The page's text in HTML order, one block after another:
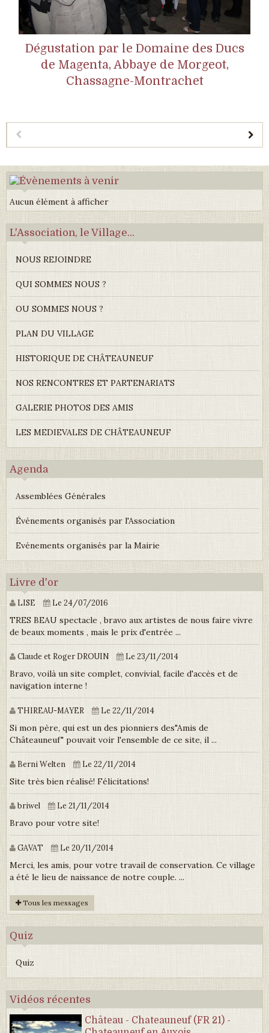
Dégustation par le Domaine des Ducs
de Magenta, Abbaye de Morgeot,
Chassagne-Montrachet
Aucun élément à afficher
L'Association, le Village...
NOUS REJOINDRE
QUI SOMMES NOUS ?
OU SOMMES NOUS ?
PLAN DU VILLAGE
HISTORIQUE DE CHÂTEAUNEUF
NOS RENCONTRES ET PARTENARIATS
GALERIE PHOTOS DES AMIS
LES MEDIEVALES DE CHÂTEAUNEUF
Agenda
Assemblées Générales
Événements organisés par l'Association
Evénements organisés par la Mairie
Livre d'or
LISE Le 24/07/2016
TRES BEAU spectacle , bravo aux artistes de nous faire vivre
de beaux moments , mais le prix d'entrée ...
Claude et Roger DROUIN Le 23/11/2014
Bravo, voilà un site complet, convivial, facile d'accès et de
navigation interne !
THIREAU-MAYER Le 22/11/2014
Si mon père, qui est un des pionniers des"Amis de
Châteauneuf" pouvait voir l'ensemble de ce site, il ...
Berni Welten Le 22/11/2014
Site très bien réalisé! Félicitations!
briwel Le 21/11/2014
Bravo pour votre site!
GAVAT Le 20/11/2014
Merci, les amis, pour votre travail de conservation. Ce village
a été le lieu de naissance de notre couple. ...
Tous les messages
Quiz
Quiz
Vidéos récentes
Château - Chateauneuf (FR 21) -